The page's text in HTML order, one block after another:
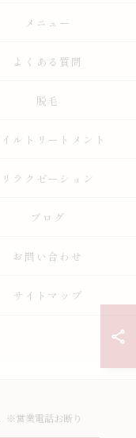
※営業電話お断り
メニュー
よくある質問
脱毛
ルトリートメント
リラクゼーション
ブログ
お問い合わせ
サイトマップ